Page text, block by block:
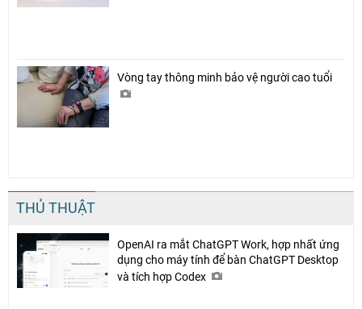
Vòng tay thông minh bảo vệ người cao tuổi
THỦ THUẬT
OpenAI ra mắt ChatGPT Work, hợp nhất ứng
dụng cho máy tính để bàn ChatGPT Desktop
và tích hợp Codex